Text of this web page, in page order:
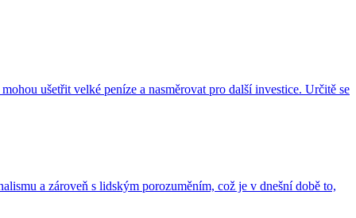
ušetřit velké peníze a nasměrovat pro další investice. Určitě se
a zároveň s lidským porozuměním, což je v dnešní době to,